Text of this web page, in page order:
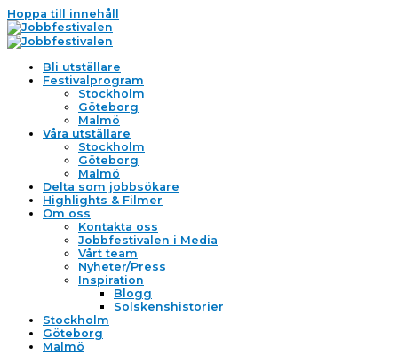
Hoppa till innehåll
Bli utställare
Festivalprogram
Stockholm
Göteborg
Malmö
Våra utställare
Stockholm
Göteborg
Malmö
Delta som jobbsökare
Highlights & Filmer
Om oss
Kontakta oss
Jobbfestivalen i Media
Vårt team
Nyheter/Press
Inspiration
Blogg
Solskenshistorier
Stockholm
Göteborg
Malmö